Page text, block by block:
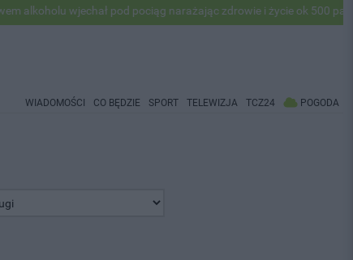
wjechał pod pociąg narażając zdrowie i życie ok 500
WIADOMOŚCI CO BĘDZIE SPORT TELEWIZJA TCZ24 POGODA